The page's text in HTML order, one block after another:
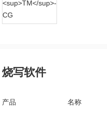
烧写软件
产品 名称